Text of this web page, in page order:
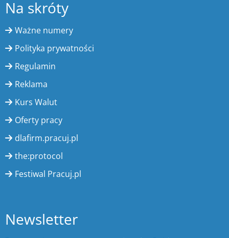
Na skróty
Ważne numery
Polityka prywatności
Regulamin
Reklama
Kurs Walut
Oferty pracy
dlafirm.pracuj.pl
the:protocol
Festiwal Pracuj.pl
Newsletter